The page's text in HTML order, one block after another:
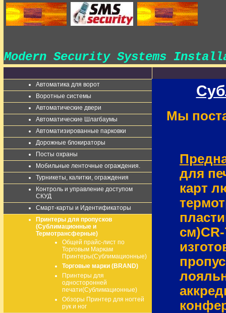
Modern Security Systems
Автоматика для ворот
Воротные системы
Автоматические двери
Автоматические Шлагбаумы
Автоматизированные парковки
Дорожные блокираторы
Посты охраны
Мобильные ленточные ограждения.
Турникеты, калитки, ограждения
Контроль и управление доступом
СКУД
Смарт-карты и Идентификаторы
Принтеры для пропусков
(Сублимационные и
Термотрансферные)
Общей прайс-лист по
Торговым Маркам
Принтеры(Сублимационные)
Торговые марки (BRAND)
Принтеры для
односторонней
печати(Сублимационные)
Обзоры Принтер для ногтей
рук и ног
Мы
для
карт